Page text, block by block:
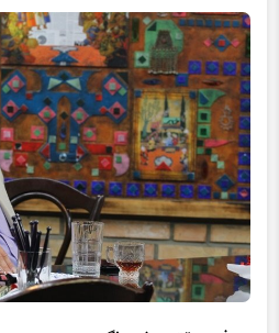
هدف محقق می‎شود اگر …